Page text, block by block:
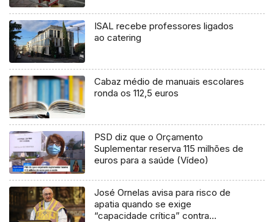
ISAL recebe professores ligados
ao catering
Cabaz médio de manuais escolares
ronda os 112,5 euros
PSD diz que o Orçamento
Suplementar reserva 115 milhões de
euros para a saúde (Vídeo)
José Ornelas avisa para risco de
apatia quando se exige
“capacidade crítica” contra